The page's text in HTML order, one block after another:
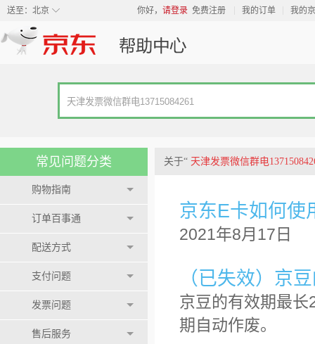
◇
送至： 北京 你好， 请登录 免费注册 我的订单 我的
常见问题分类
购物指南
订单百事通
配送方式
支付问题
发票问题
售后服务
关于“ 天津发票微信群电
京东E卡如何使
2021年8月17日
（已失效）京
京豆的有效期最
期自动作废。